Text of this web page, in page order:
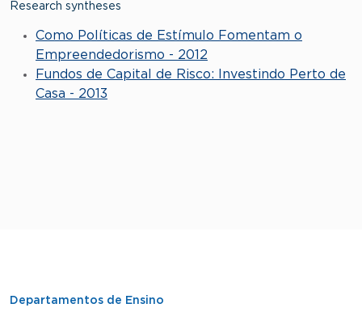
Research syntheses
Como Políticas de Estímulo Fomentam o
Empreendedorismo - 2012
Fundos de Capital de Risco: Investindo Perto de
Casa - 2013
Departamentos de Ensino